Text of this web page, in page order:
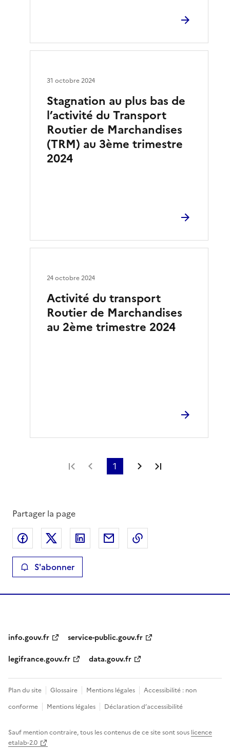
Stagnation au plus bas de
l’activité du Transport
Routier de Marchandises
(TRM) au 3ème trimestre
2024
31 octobre 2024
Activité du transport
Routier de Marchandises
au 2ème trimestre 2024
24 octobre 2024
Première page
Page précédente
1 Page suivante
Partager la page
Partager sur Facebook
Partager sur XPartager sur LinkedIn
Partager par email
S'abonner
info.gouv.fr
service-public.gouv.fr
legifrance.gouv.fr
data.gouv.fr
Plan du site Glossaire Mentions légales
Accessibilité : non
conforme
Mentions légales Déclaration d’accessibilité
Sauf mention contraire, tous les contenus de ce site sont sous licence
etalab-2.0